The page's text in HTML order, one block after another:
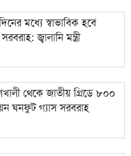
মধ্যে স্বাভাবিক হবে
জ্বালানি মন্ত্রী
থেকে জাতীয় গ্রিডে ৮০০
ঘনফুট গ্যাস সরবরাহ